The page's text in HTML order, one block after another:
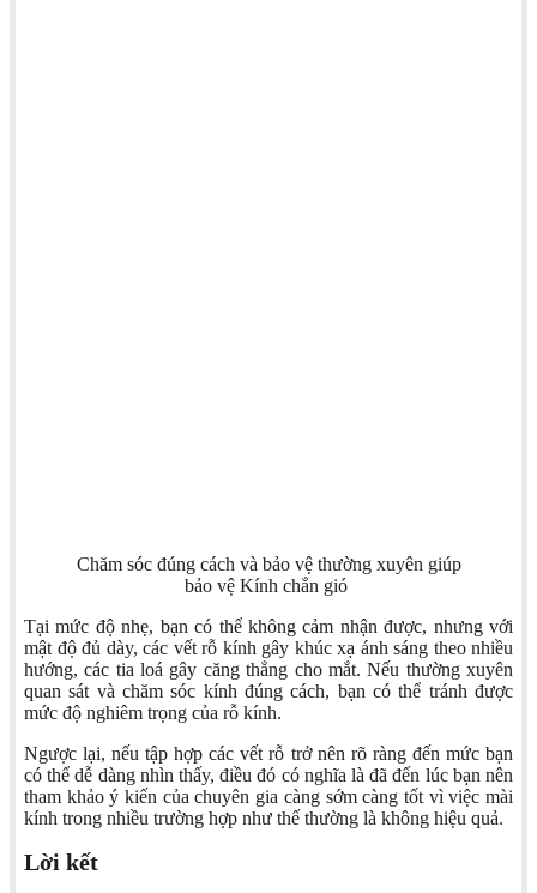
Chăm sóc đúng cách và bảo vệ thường xuyên giúp
bảo vệ Kính chắn gió
Tại mức độ nhẹ, bạn có thể không cảm nhận được, nhưng với
mật độ đủ dày, các vết rỗ kính gây khúc xạ ánh sáng theo nhiều
hướng, các tia loá gây căng thẳng cho mắt. Nếu thường xuyên
quan sát và chăm sóc kính đúng cách, bạn có thể tránh được
mức độ nghiêm trọng của rỗ kính.
Ngược lại, nếu tập hợp các vết rỗ trở nên rõ ràng đến mức bạn
có thể dễ dàng nhìn thấy, điều đó có nghĩa là đã đến lúc bạn nên
tham khảo ý kiến của chuyên gia càng sớm càng tốt vì việc mài
kính trong nhiều trường hợp như thế thường là không hiệu quả.
Lời kết